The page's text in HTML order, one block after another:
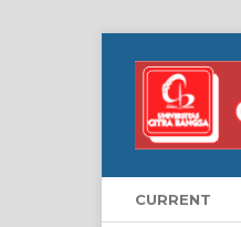
CURRENT